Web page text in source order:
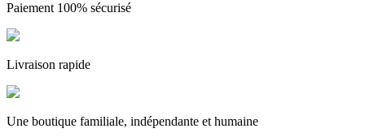
Paiement 100% sécurisé
Livraison rapide
Une boutique familiale, indépendante et humaine